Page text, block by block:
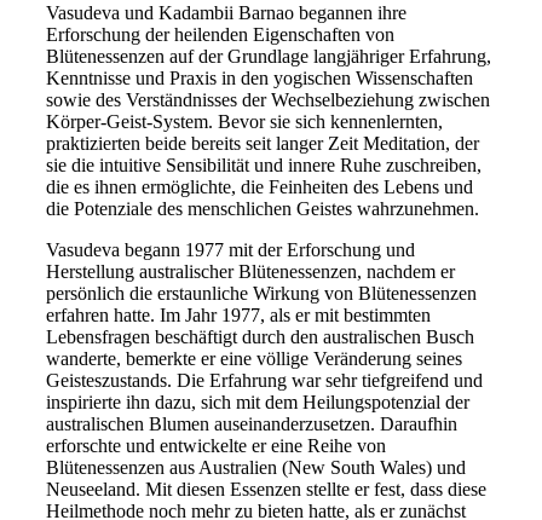
Vasudeva und Kadambii Barnao begannen ihre
Erforschung der heilenden Eigenschaften von
Blütenessenzen auf der Grundlage langjähriger Erfahrung,
Kenntnisse und Praxis in den yogischen Wissenschaften
sowie des Verständnisses der Wechselbeziehung zwischen
Körper-Geist-System. Bevor sie sich kennenlernten,
praktizierten beide bereits seit langer Zeit Meditation, der
sie die intuitive Sensibilität und innere Ruhe zuschreiben,
die es ihnen ermöglichte, die Feinheiten des Lebens und
die Potenziale des menschlichen Geistes wahrzunehmen.
Vasudeva begann 1977 mit der Erforschung und
Herstellung australischer Blütenessenzen, nachdem er
persönlich die erstaunliche Wirkung von Blütenessenzen
erfahren hatte. Im Jahr 1977, als er mit bestimmten
Lebensfragen beschäftigt durch den australischen Busch
wanderte, bemerkte er eine völlige Veränderung seines
Geisteszustands. Die Erfahrung war sehr tiefgreifend und
inspirierte ihn dazu, sich mit dem Heilungspotenzial der
australischen Blumen auseinanderzusetzen. Daraufhin
erforschte und entwickelte er eine Reihe von
Blütenessenzen aus Australien (New South Wales) und
Neuseeland. Mit diesen Essenzen stellte er fest, dass diese
Heilmethode noch mehr zu bieten hatte, als er zunächst